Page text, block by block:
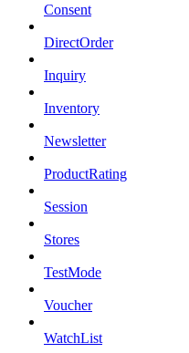
Consent
DirectOrder
Inquiry
Inventory
Newsletter
ProductRating
Session
Stores
TestMode
Voucher
WatchList